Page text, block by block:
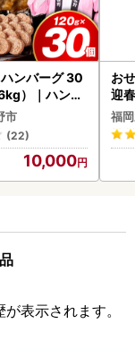
ンバーグ 30
）｜ハンバ
毛和牛×なに
市
(22)
10,000
お
迎
福
表示されます。